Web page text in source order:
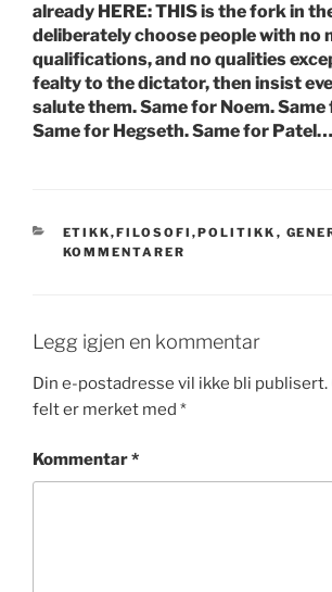
already HERE: THIS is the fork in
deliberately choose people with no
qualifications, and no qualities
fealty to the dictator, then insist
salute them. Same for Noem. Same
Same for Hegseth. Same for
KATEGORIER
ETIKK,FILOSOFI,POLITIKK ,
KOMMENTARER
Legg igjen en kommentar
Din e-postadresse vil ikke bli publisert.
felt er merket med *
Kommentar*